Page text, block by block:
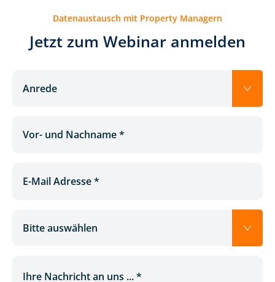
Datenaustausch mit Property Managern
Jetzt zum Webinar anmelden